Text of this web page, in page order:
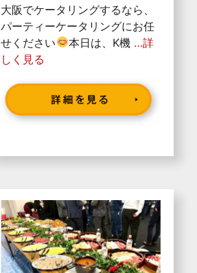
大阪でケータリングするなら、
パーティーケータリングにお任
せください
本日は、K機 …詳
しく見る